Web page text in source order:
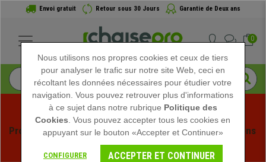
Envoi gratuit Retour sous 30 Jours Garantie de Deux ans
0
Profitez des soldes d'été chez Chaisepro ! Des réductions
exclusives pour une durée limitée - Voir l'offre
Nous utilisons nos propres cookies et ceux de tiers
pour analyser le trafic sur notre site Web, ceci en
récoltant les données nécessaires pour étudier votre
navigation. Vous pouvez retrouver plus d'informations
à ce sujet dans notre rubrique Politique des
Cookies . Vous pouvez accepter tous les cookies en
appuyant sur le bouton «Accepter et Continuer»
CONFIGURER ACCEPTER ET CONTINUER